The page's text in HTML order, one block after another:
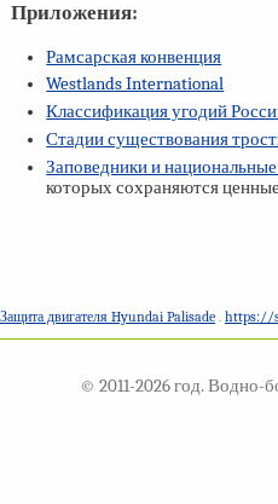
Приложения:
Рамсарская конвенция
Westlands International
Классификация угодий
Стадии существования
Заповедники и
которых сохраняются
Защита двигателя Hyundai Palisade . https://
© 2011-2026 год. Водно-